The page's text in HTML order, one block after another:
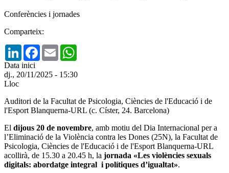
Conferències i jornades
Comparteix:
LinkedInFacebook
Email
Data inici
dj., 20/11/2025 - 15:30
Lloc
Auditori de la Facultat de Psicologia, Ciències de l'Educació i de
l'Esport Blanquerna-URL (c. Císter, 24. Barcelona)
El dijous 20 de novembre, amb motiu del Dia Internacional per a
l’Eliminació de la Violència contra les Dones (25N), la Facultat de
Psicologia, Ciències de l'Educació i de l'Esport Blanquerna-URL
acollirà, de 15.30 a 20.45 h, la jornada «Les violències sexuals
digitals: abordatge integral i polítiques d’igualtat».